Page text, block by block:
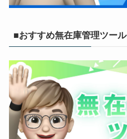
■おすすめ無在庫管理ツール